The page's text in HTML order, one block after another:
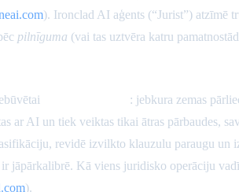
). Ironclad AI aģents (“Jurist”) atzīmē
pilnīguma (vai tas uztvēra katru
: jebkura zemas
AI un tiek veiktas tikai ātras pārbaudes,
revidē izvilkto klauzulu paraugu un
jāpārkalibrē. Kā viens juridisko operāciju
).